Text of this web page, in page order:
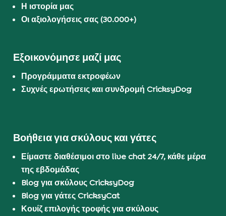
Η ιστορία μας
Οι αξιολογήσεις σας (30.000+)
Εξοικονόμησε μαζί μας
Προγράμματα εκτροφέων
Συχνές ερωτήσεις και συνδρομή CricksyDog
Βοήθεια για σκύλους και γάτες
Είμαστε διαθέσιμοι στο live chat 24/7, κάθε μέρα
της εβδομάδας
Blog για σκύλους CricksyDog
Blog για γάτες CricksyCat
Κουίζ επιλογής τροφής για σκύλους